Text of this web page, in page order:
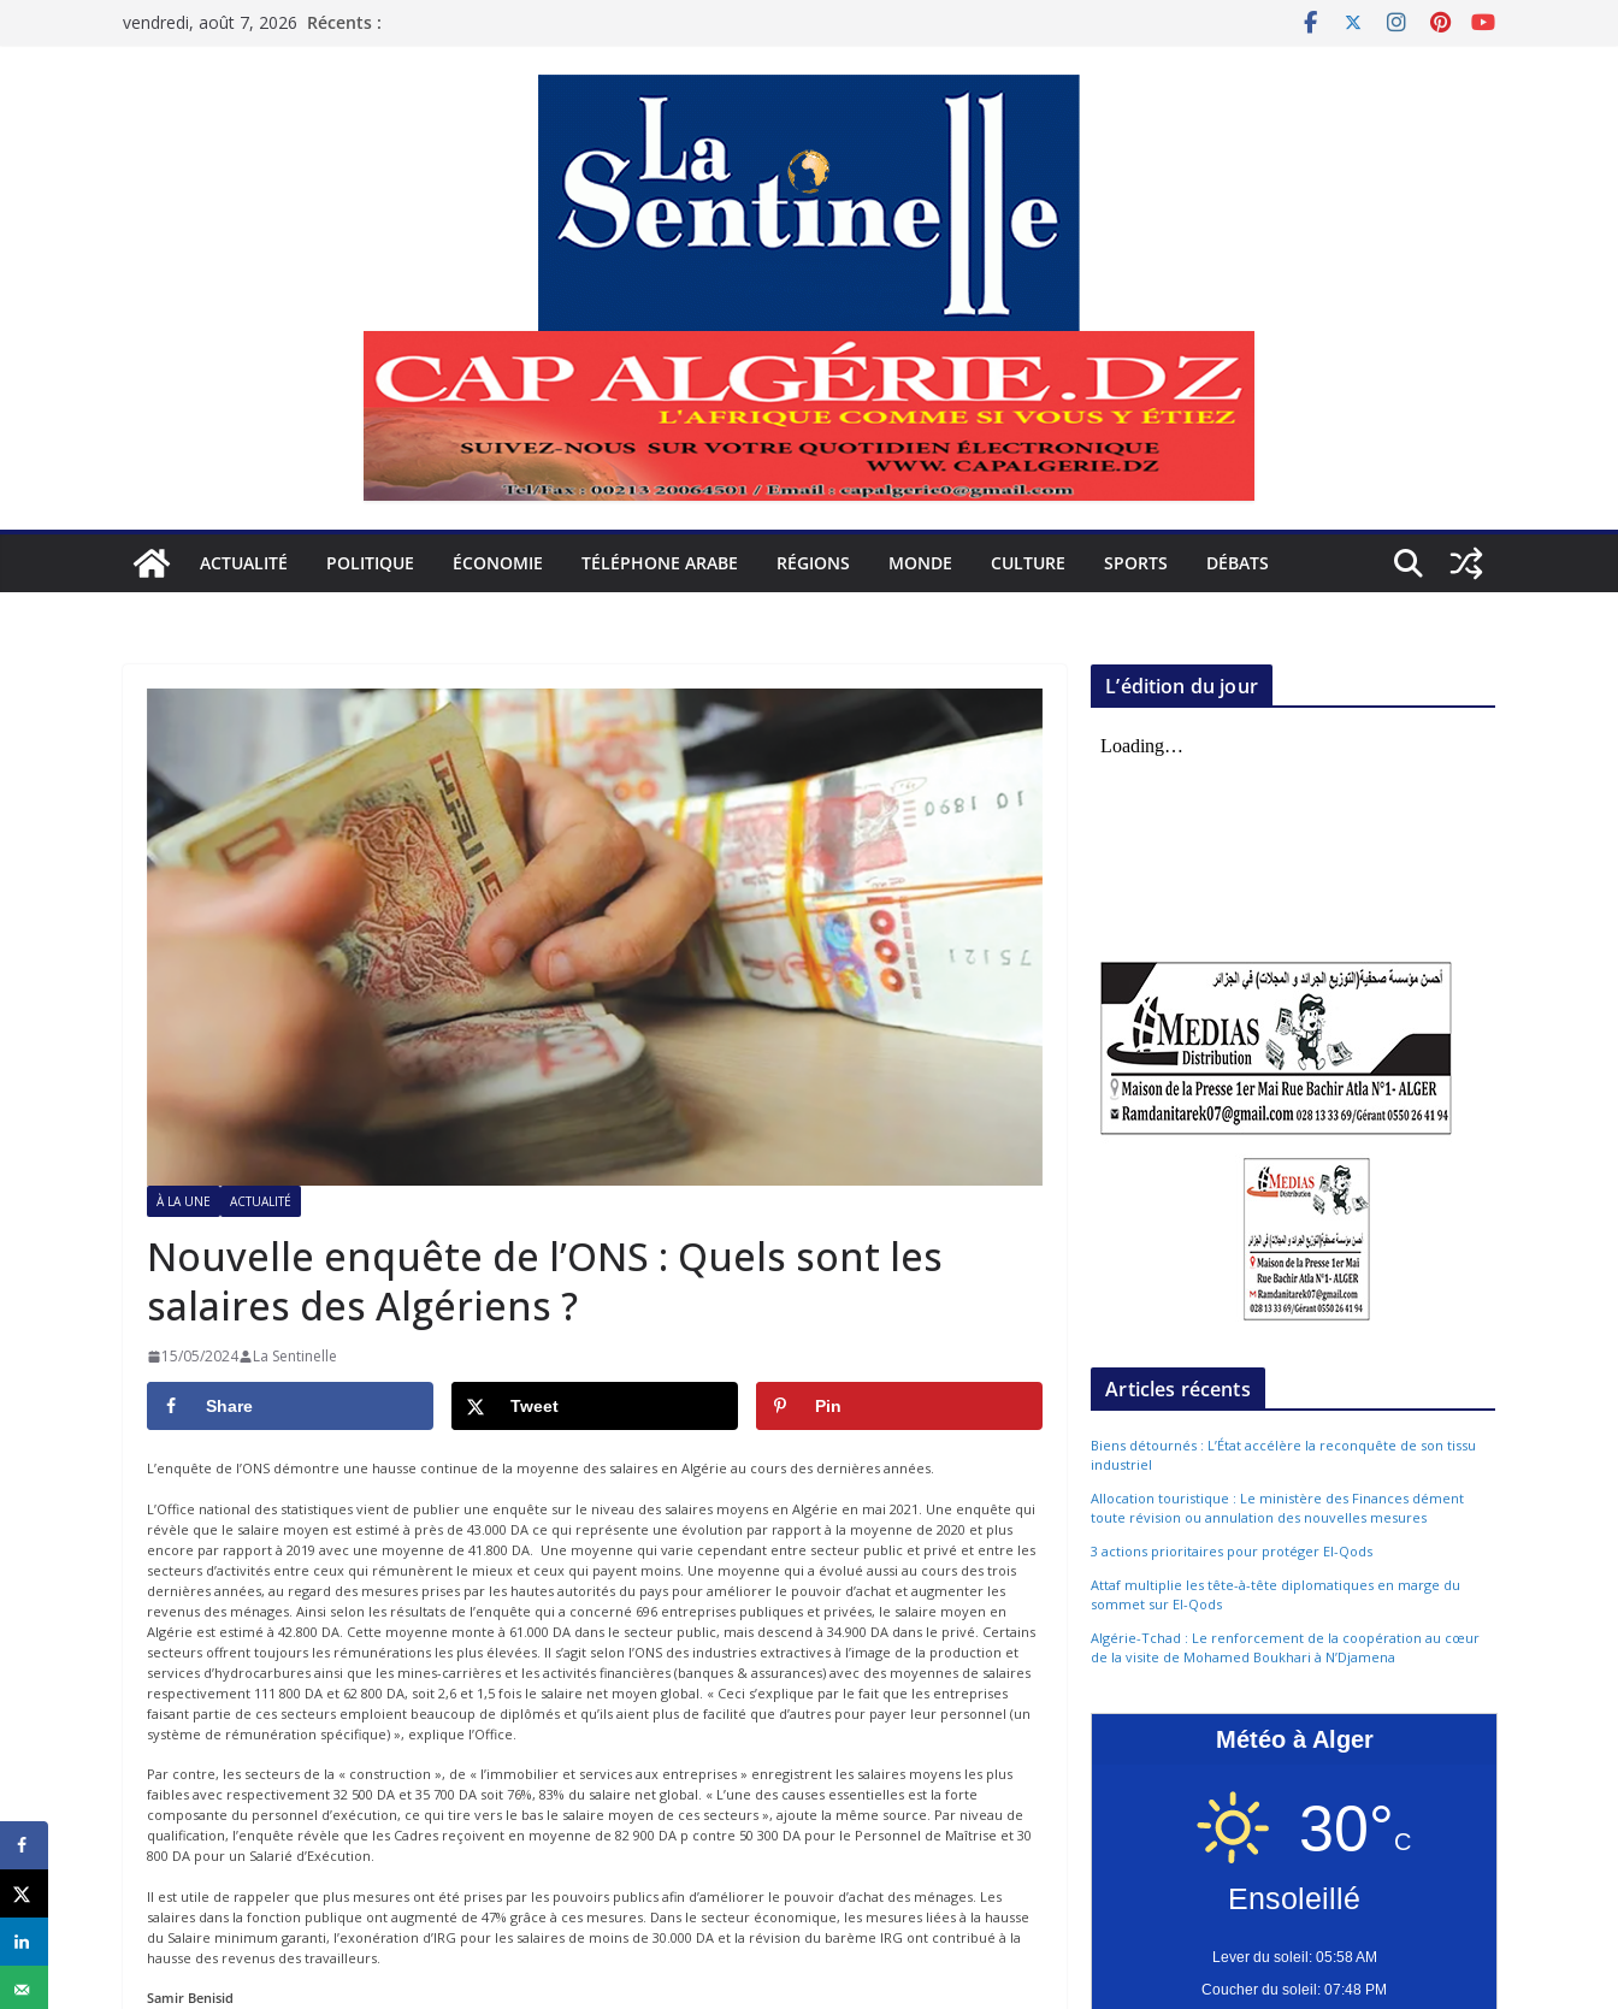
vendredi, août 7, 2026 Récents :
ACTUALITÉ POLITIQUE ÉCONOMIE TÉLÉPHONE ARABE RÉGIONS MONDE CULTURE SPORTS DÉBATS
À LA UNE ACTUALITÉ
Nouvelle enquête de l’ONS : Quels sont les
salaires des Algériens ?
15/05/2024 La Sentinelle
Share Tweet Pin
L’enquête de l’ONS démontre une hausse continue de la moyenne des salaires en Algérie au cours des dernières années.
L’Office national des statistiques vient de publier une enquête sur le niveau des salaires moyens en Algérie en mai 2021. Une enquête qui
révèle que le salaire moyen est estimé à près de 43.000 DA ce qui représente une évolution par rapport à la moyenne de 2020 et plus
encore par rapport à 2019 avec une moyenne de 41.800 DA. Une moyenne qui varie cependant entre secteur public et privé et entre les
secteurs d’activités entre ceux qui rémunèrent le mieux et ceux qui payent moins. Une moyenne qui a évolué aussi au cours des trois
dernières années, au regard des mesures prises par les hautes autorités du pays pour améliorer le pouvoir d’achat et augmenter les
revenus des ménages. Ainsi selon les résultats de l’enquête qui a concerné 696 entreprises publiques et privées, le salaire moyen en
Algérie est estimé à 42.800 DA. Cette moyenne monte à 61.000 DA dans le secteur public, mais descend à 34.900 DA dans le privé. Certains
secteurs offrent toujours les rémunérations les plus élevées. Il s’agit selon l’ONS des industries extractives à l’image de la production et
services d’hydrocarbures ainsi que les mines-carrières et les activités financières (banques & assurances) avec des moyennes de salaires
respectivement 111 800 DA et 62 800 DA, soit 2,6 et 1,5 fois le salaire net moyen global. « Ceci s’explique par le fait que les entreprises
faisant partie de ces secteurs emploient beaucoup de diplômés et qu’ils aient plus de facilité que d’autres pour payer leur personnel (un
système de rémunération spécifique) », explique l’Office.
Par contre, les secteurs de la « construction », de « l’immobilier et services aux entreprises » enregistrent les salaires moyens les plus
faibles avec respectivement 32 500 DA et 35 700 DA soit 76%, 83% du salaire net global. « L’une des causes essentielles est la forte
composante du personnel d’exécution, ce qui tire vers le bas le salaire moyen de ces secteurs », ajoute la même source. Par niveau de
qualification, l’enquête révèle que les Cadres reçoivent en moyenne de 82 900 DA p contre 50 300 DA pour le Personnel de Maîtrise et 30
800 DA pour un Salarié d’Exécution.
Il est utile de rappeler que plus mesures ont été prises par les pouvoirs publics afin d’améliorer le pouvoir d’achat des ménages. Les
salaires dans la fonction publique ont augmenté de 47% grâce à ces mesures. Dans le secteur économique, les mesures liées à la hausse
du Salaire minimum garanti, l’exonération d’IRG pour les salaires de moins de 30.000 DA et la révision du barème IRG ont contribué à la
hausse des revenus des travailleurs.
Samir Benisid
L’édition du jour
Articles récents
Biens détournés : L’État accélère la reconquête de son tissu
industriel
Allocation touristique : Le ministère des Finances dément
toute révision ou annulation des nouvelles mesures
3 actions prioritaires pour protéger El-Qods
Attaf multiplie les tête-à-tête diplomatiques en marge du
sommet sur El-Qods
Algérie-Tchad : Le renforcement de la coopération au cœur
de la visite de Mohamed Boukhari à N’Djamena
Météo à Alger
30°C
Ensoleillé
Lever du soleil: 05:58 AM
Coucher du soleil: 07:48 PM